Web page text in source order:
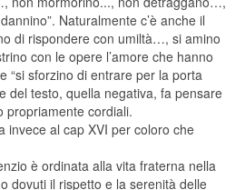
Naturalmente c’è anche il
di rispondere con umiltà…, si amino
con le opere l’amore che hanno
“si sforzino di entrare per la porta
del testo, quella negativa, fa pensare
propriamente cordiali.
invece al cap XVI per coloro che
è ordinata alla vita fraterna nella
dovuti il rispetto e la serenità delle